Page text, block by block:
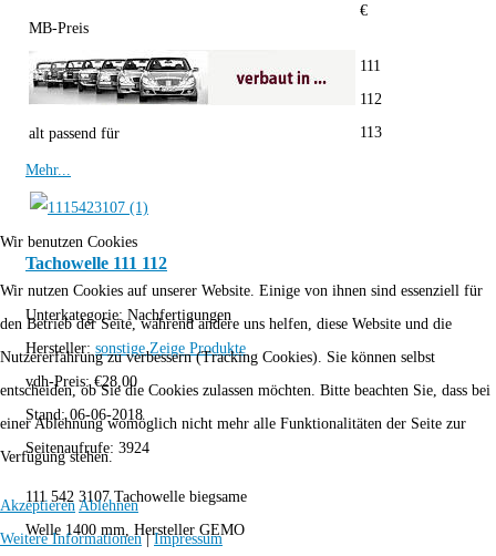
MB-Preis
€
alt passend für
111
112
113
Mehr...
Tachowelle 111 112
Unterkategorie: Nachfertigungen
Hersteller: sonstige Zeige Produkte
vdh-Preis: €28,00
Stand:06-06-2018
Seitenaufrufe: 3924
111 542 3107 Tachowelle biegsame
Welle 1400 mm, Hersteller GEMO
Wir benutzen Cookies
Wir nutzen Cookies auf unserer Website. Einige von ihnen sind essenziell für
den Betrieb der Seite, während andere uns helfen, diese Website und die
Nutzererfahrung zu verbessern (Tracking Cookies). Sie können selbst
entscheiden, ob Sie die Cookies zulassen möchten. Bitte beachten Sie, dass bei
einer Ablehnung womöglich nicht mehr alle Funktionalitäten der Seite zur
Verfügung stehen.
Akzeptieren Ablehnen
Weitere Informationen|Impressum